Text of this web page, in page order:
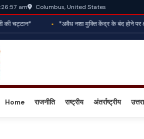
am Columbus, United States
*अवैध नशा मुक्ति केंद्र के बंद होने पर
Home राजनीति राष्ट्रीय अंतर्राष्ट्रीय